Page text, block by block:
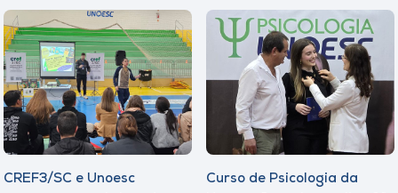
CREF3/SC e Unoesc
Curso de Psicologia da